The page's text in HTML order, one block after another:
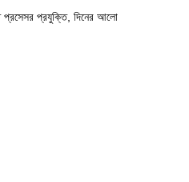
প্রসেসর প্রযুক্তি, দিনের আলো